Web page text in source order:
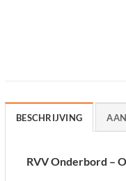
BESCHRIJVING
RVV Onderbord –